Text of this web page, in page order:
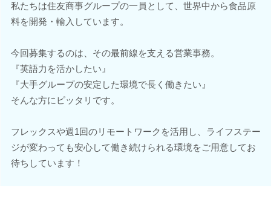
私たちは住友商事グループの一員として、世界中から食品原
料を開発・輸入しています。
今回募集するのは、その最前線を支える営業事務。
『英語力を活かしたい』
『大手グループの安定した環境で長く働きたい』
そんな方にピッタリです。
フレックスや週1回のリモートワークを活用し、ライフステー
ジが変わっても安心して働き続けられる環境をご用意してお
待ちしています！